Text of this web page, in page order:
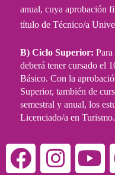
anual, cuya aprobación
título de Técnico/a
B) Ciclo Superior:
deberá tener cursado el
Básico. Con la
Superior, también de
semestral y anual, los
Licenciado/a en Turismo.